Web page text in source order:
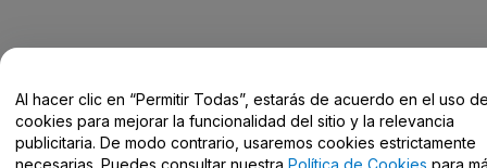
Centro de Ayuda / Contacto
Al hacer clic en “Permitir Todas”, estarás de acuerdo en el uso
cookies para mejorar la funcionalidad del sitio y la relevancia
publicitaria. De modo contrario, usaremos cookies estrictamente
necesarias. Puedes consultar nuestra Política de Cookies para